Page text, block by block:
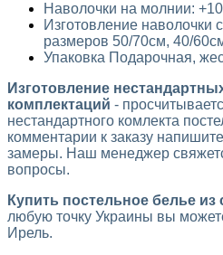
Наволочки на молнии:
Изготовление наволочки
размеров 50/70см, 40/
Упаковка Подарочная,
Изготовление
комплектаций -
нестандартного комлекта
комментарии к заказу
замеры. Наш менеджер
вопросы.
Купить постельное белье из
любую точку Украины вы
Ирель.